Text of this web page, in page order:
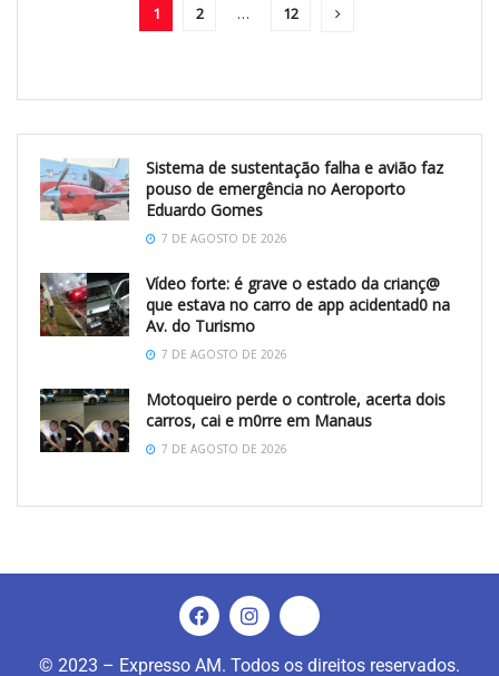
1 2 … 12
Sistema de sustentação falha e avião faz
pouso de emergência no Aeroporto
Eduardo Gomes
7 DE AGOSTO DE 2026
Vídeo forte: é grave o estado da crianç@
que estava no carro de app acidentad0 na
Av. do Turismo
7 DE AGOSTO DE 2026
Motoqueiro perde o controle, acerta dois
carros, cai e m0rre em Manaus
7 DE AGOSTO DE 2026
© 2023 – Expresso AM. Todos os direitos reservados.